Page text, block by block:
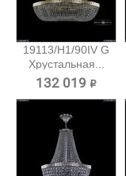
19113/H1/90IV G
Хрустальная...
132 019 ₽